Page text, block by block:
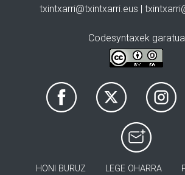
txintxarri@txintxarri.eus |
Codesyntaxek garatua
HONI BURUZ LEGE OHARRA